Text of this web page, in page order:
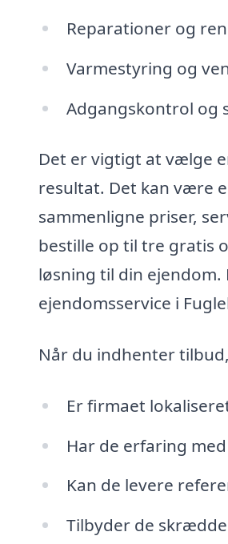
Reparationer og
Varmestyring og
Adgangskontrol og
Det er vigtigt at vælge
resultat. Det kan være
sammenligne priser,
bestille op til tre gratis
løsning til din
ejendomsservice i
Når du indhenter
Er firmaet
Har de erfaring
Kan de levere
Tilbyder de